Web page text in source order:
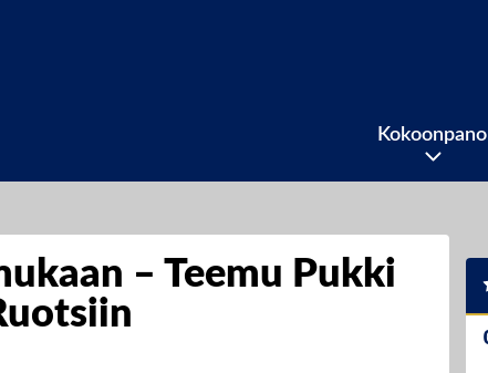
Kokoonpano
– Teemu Pukki